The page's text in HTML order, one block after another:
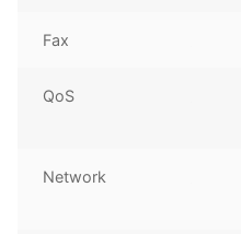
Fax
QoS
Network